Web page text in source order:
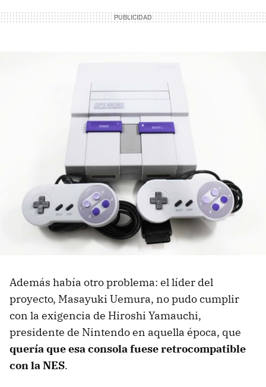
Además había otro problema: el líder del
proyecto, Masayuki Uemura, no pudo cumplir
con la exigencia de Hiroshi Yamauchi,
presidente de Nintendo en aquella época, que
quería que esa consola fuese retrocompatible
con la NES.